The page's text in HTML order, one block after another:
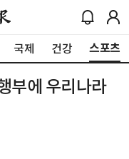
국제 건강 스포츠
부에 우리나라